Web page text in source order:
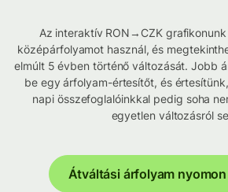
Az interaktív RON→CZK
középárfolyamot használ, és
elmúlt 5 évben történő változását. Jobb
be egy árfolyam-értesítőt, és
napi összefoglalóinkkal pedig soha
egyetlen változásról
Átváltási árfolyam